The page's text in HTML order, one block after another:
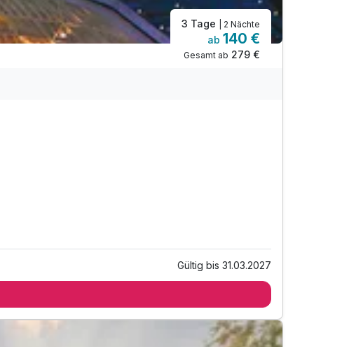
3 Tage | 2 Nächte
ab 140 €
Gesamt ab 279 €
Gültig bis 31.03.2027